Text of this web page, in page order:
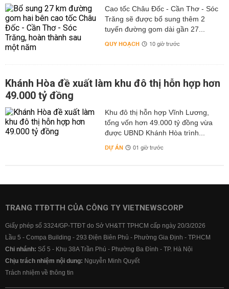
Cao tốc Châu Đốc - Cần Thơ - Sóc
Trăng sẽ được bổ sung thêm 2
tuyến đường gom dài gần 27...
QUY HOẠCH 10 giờ trước
Khánh Hòa đề xuất làm khu đô thị hỗn hợp hơn
49.000 tỷ đồng
Khu đô thị hỗn hợp Vĩnh Lương,
tổng vốn hơn 49.000 tỷ đồng vừa
được UBND Khánh Hòa trình...
DỰ ÁN 01 giờ trước
TRANG TTĐTTH CỦA CÔNG TY VIETNEWSCORP
Giấy phép số 3324/GP-TTĐT do Sở VH&TT TPHCM cấp ngày 20/3/2026
Lầu 5 - Compa Building - 293 Điện Biên Phủ - Phường Gia Định - TP.HCM
Chi nhánh: Số 5 - Khu 38A Trần Phú - Phường Ba Đình - TP. Hà Nội
Chịu trách nhiệm nội dung: Nguyễn Minh Quyết
Trách nhiệm về thông tin